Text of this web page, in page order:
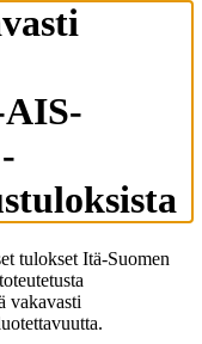
tulokset Itä-Suomen
vakavasti